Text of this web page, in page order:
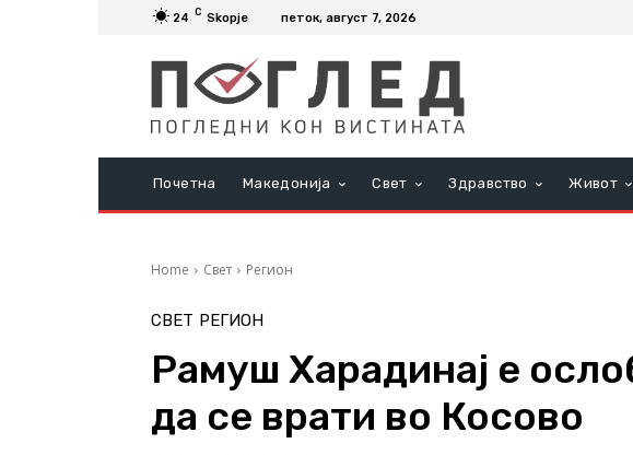
24 C Skopje петок, август 7, 2026
Почетна Македонија Свет Здравство Живот
Home Свет Регион
СВЕТ РЕГИОН
Рамуш Харадинај е
да се врати во Косово